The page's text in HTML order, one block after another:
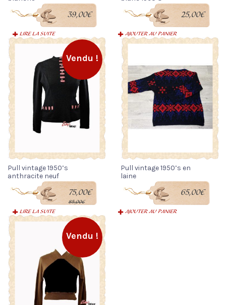
39,00€
LIRE LA SUITE
25,00€
AJOUTER AU PANIER
Vendu !
Pull vintage 1950’s
anthracite neuf
85,00€
Le
prix
initial
85,00€.
75,00€
75,00€.
LIRE LA SUITE
Pull vintage 1950’s en
laine
65,00€
AJOUTER AU PANIER
Vendu !